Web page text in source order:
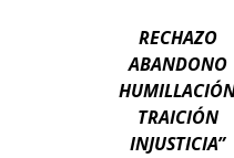
RECHAZO
ABANDONO
TRAICIÓN
INJUSTICIA”